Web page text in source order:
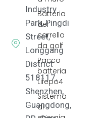
Batteria
del
carrello
da golf
Pacco
batteria
Lifepo4
Sistema
di
Industry
Park, Pingdi
Street,
Longgang
District
518117,
Shenzhen,
Guangdong,